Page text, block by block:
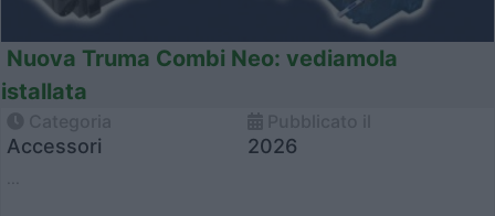
Nuova Truma Combi Neo: vediamola
istallata
Accessori 2026